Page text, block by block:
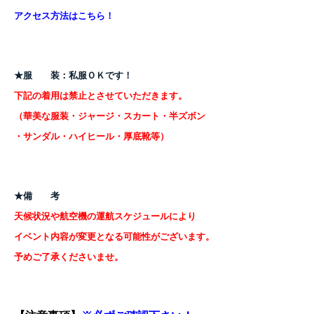
アクセス方法はこちら！
★服 装： 私服ＯＫです！
下記の着用は禁止とさせていただきます。
（華美な服装・ジャージ・スカート・半ズボン
・サンダル・ハイヒール・厚底靴等）
★備 考
天候状況や航空機の運航スケジュールにより
イベント内容が変更となる可能性がございます。
予めご了承くださいませ。